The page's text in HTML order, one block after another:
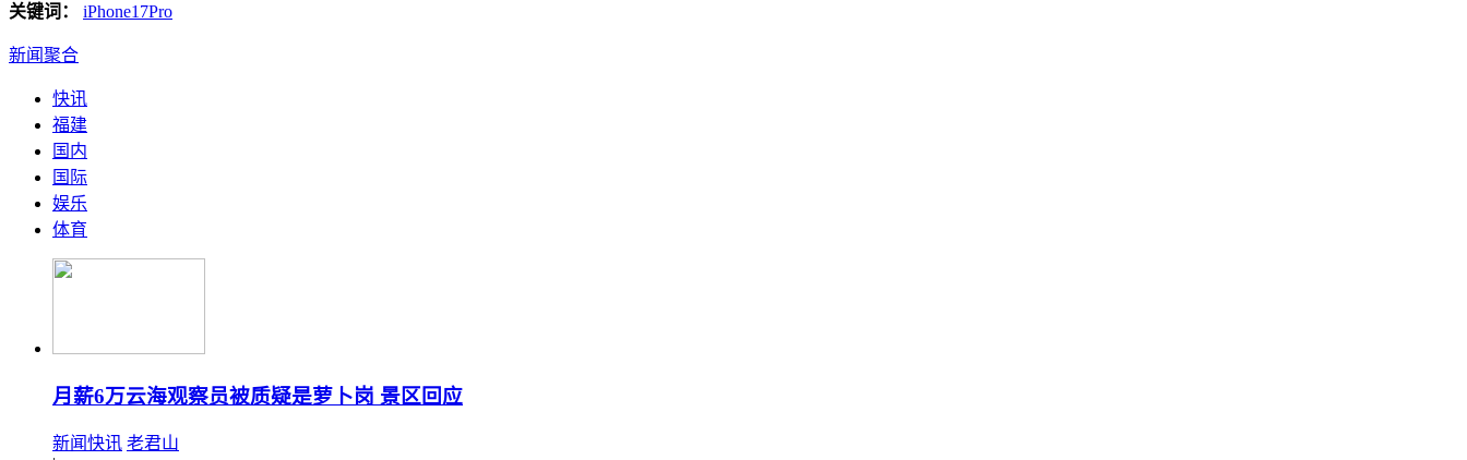
关键词：
iPhone17Pro
新闻聚合
快讯
福建
国内
国际
娱乐
体育
月薪6万云海观察员被质疑是萝卜岗 景区回应
新闻快讯 老君山